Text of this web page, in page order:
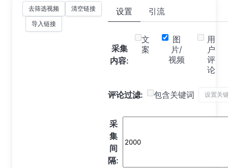
去筛选视频
导入链接
清空链接 设置 引流
采集
内容:
文
案
图
片/
视频
用
户
评
论
评论过滤: 包含关键词 设置关
采
集
间
隔: